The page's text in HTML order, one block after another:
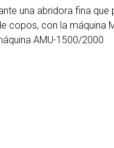
una abridora fina
copos, con la máquina
AMU-1500/2000